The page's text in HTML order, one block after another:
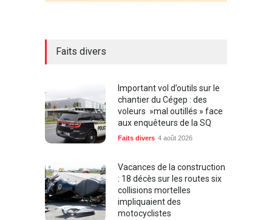
Faits divers
Important vol d’outils sur le
chantier du Cégep : des
voleurs »mal outillés » face
aux enquêteurs de la SQ
4 août 2026
Vacances de la construction
: 18 décès sur les routes six
collisions mortelles
impliquaient des
motocyclistes